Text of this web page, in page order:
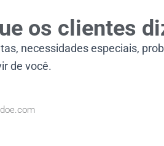
os clientes
necessidades especiais,
de você.